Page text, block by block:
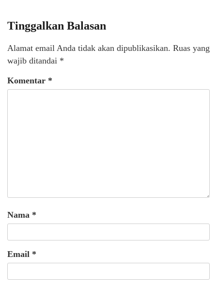
Tinggalkan Balasan
Alamat email Anda tidak akan dipublikasikan. Ruas yang
wajib ditandai *
Komentar *
Nama *
Email *